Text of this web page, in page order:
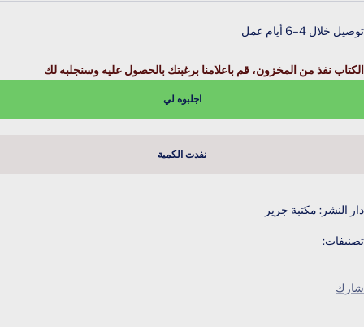
توصيل خلال 4–6 أيام عمل
الكتاب نفذ من المخزون، قم باعلامنا برغبتك بالحصول عليه وسنجلبه لك
اجلبوه لي
نفدت الكمية
دار النشر: مكتبة جرير
تصنيفات:
شارك